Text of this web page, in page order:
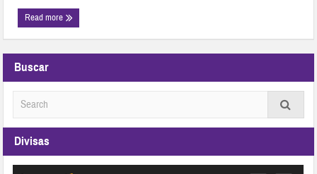
Read more
Buscar
Divisas